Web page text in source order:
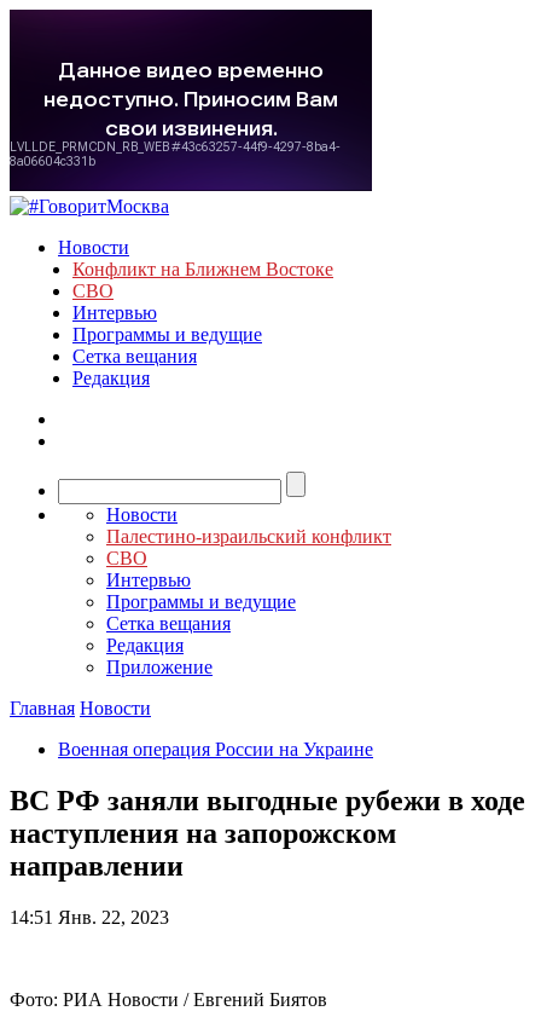
Новости
Конфликт на Ближнем Востоке
СВО
Интервью
Программы и ведущие
Сетка вещания
Редакция
Новости
Палестино-израильский конфликт
СВО
Интервью
Программы и ведущие
Сетка вещания
Редакция
Приложение
Главная Новости
Военная операция России на Украине
ВС РФ заняли выгодные рубежи в ходе
наступления на запорожском
направлении
14:51 Янв. 22, 2023
Фото: РИА Новости / Евгений Биятов